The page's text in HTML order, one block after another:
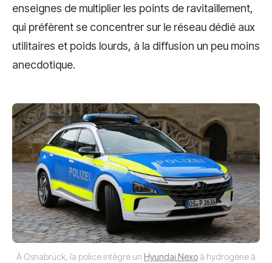
enseignes de multiplier les points de ravitaillement,
qui préfèrent se concentrer sur le réseau dédié aux
utilitaires et poids lourds, à la diffusion un peu moins
anecdotique.
À Osnabrück, la police intègre un Hyundai Nexo à hydrogène à